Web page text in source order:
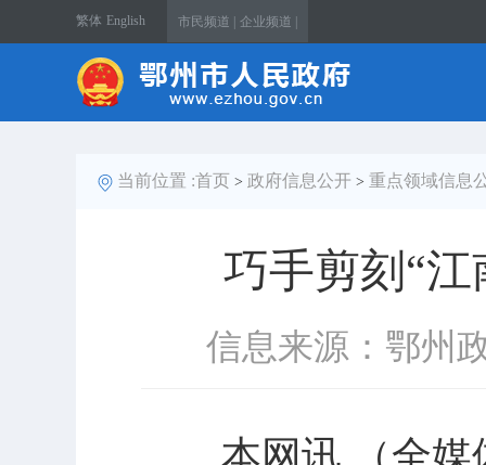
繁体 English 市民频道 | 企业频道 |
当前位置 :首页 > 政府信息公开 > 重点领域信息
巧手剪刻“
信息来源：鄂州
本网讯 （全媒体